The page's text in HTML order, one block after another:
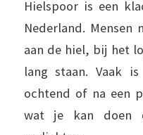
Hielspoor is een
Nederland.
aan de hiel, bij het
lang staan. Vaak
ochtend of na een
wat je kan doen